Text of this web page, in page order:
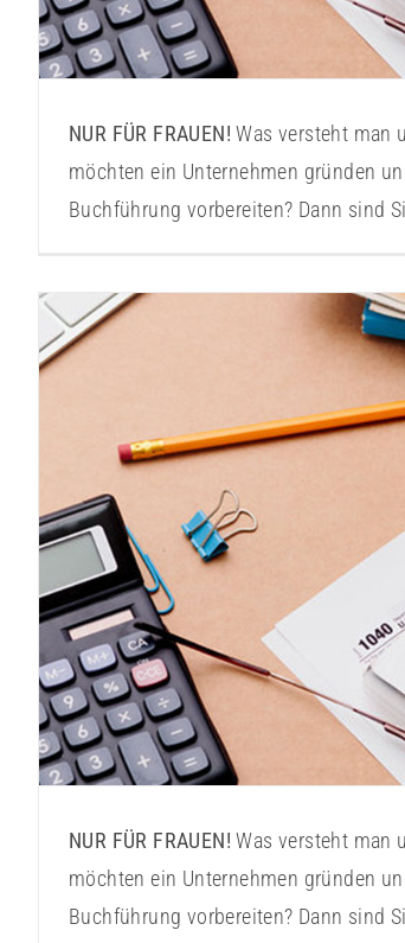
NUR FÜR FRAUEN!Was versteht man
möchten ein Unternehmen gründen
Buchführung vorbereiten? Dann sind
Buchhaltung
NUR FÜR FRAUEN!Was versteht man
möchten ein Unternehmen gründen
Buchführung vorbereiten? Dann sind